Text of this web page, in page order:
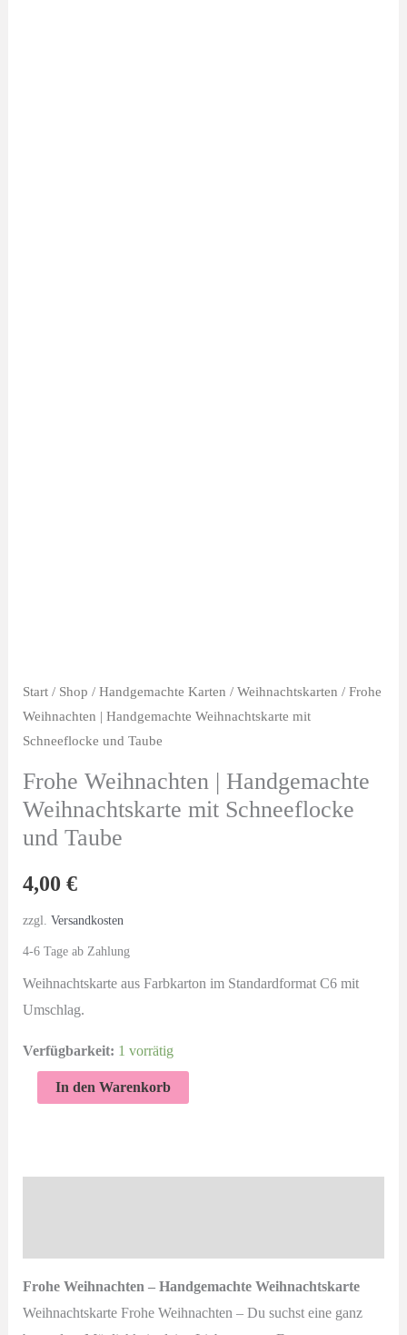
Start/ Shop / Handgemachte Karten / Weihnachtskarten / Frohe
Weihnachten | Handgemachte Weihnachtskarte mit
Schneeflocke und Taube
Frohe Weihnachten | Handgemachte
Weihnachtskarte mit Schneeflocke
und Taube
4,00 €
zzgl. Versandkosten
4-6 Tage ab Zahlung
Weihnachtskarte aus Farbkarton im Standardformat C6 mit
Umschlag.
Verfügbarkeit: 1 vorrätig
Taube
Menge
In den Warenkorb
Frohe Weihnachten – Handgemachte Weihnachtskarte
Weihnachtskarte Frohe Weihnachten – Du suchst eine ganz